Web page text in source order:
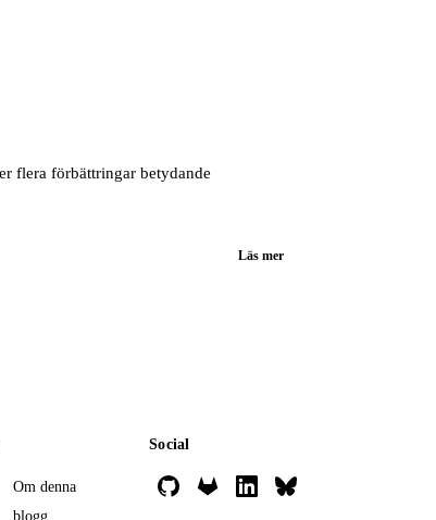
flera förbättringar betydande
Läs mer
Om denna
blogg
Social